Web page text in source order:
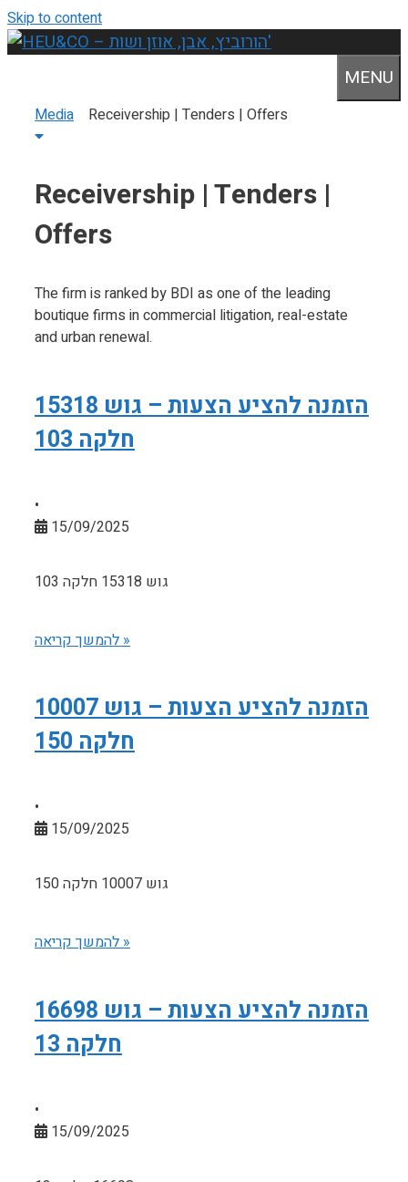
Skip to content
MENU
Media Receivership | Tenders | Offers
Receivership | Tenders |
Offers
The firm is ranked by BDI as one of the leading
boutique firms in commercial litigation, real-estate
and urban renewal.
הזמנה להציע הצעות – גוש 15318
חלקה 103
•
15/09/2025
גוש 15318 חלקה 103
להמשך קריאה »
הזמנה להציע הצעות – גוש 10007
חלקה 150
•
15/09/2025
גוש 10007 חלקה 150
להמשך קריאה »
הזמנה להציע הצעות – גוש 16698
חלקה 13
•
15/09/2025